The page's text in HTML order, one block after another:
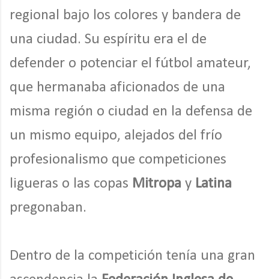
regional bajo los colores y bandera de
una ciudad. Su espíritu era el de
defender o potenciar el fútbol amateur,
que hermanaba aficionados de una
misma región o ciudad en la defensa de
un mismo equipo, alejados del frío
profesionalismo que competiciones
ligueras o las copas Mitropa y Latina
pregonaban.
Dentro de la competición tenía una gran